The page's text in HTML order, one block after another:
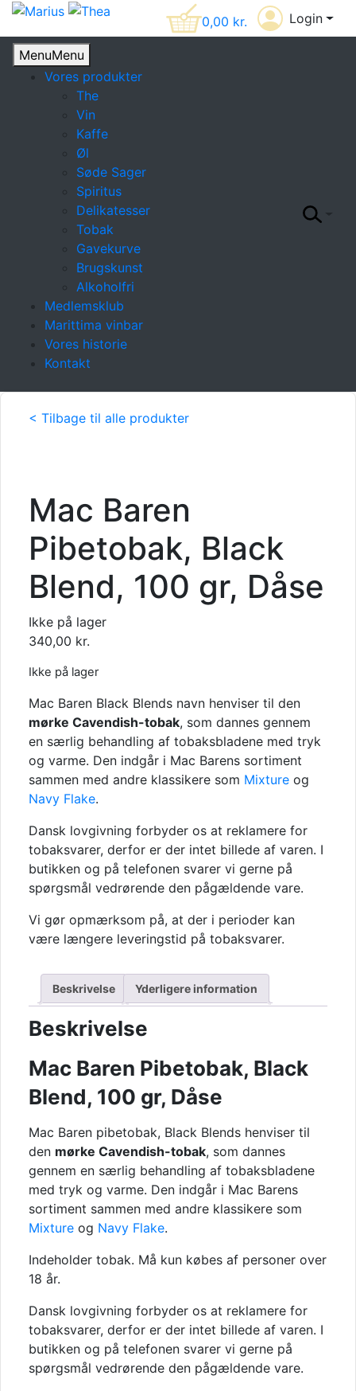
0,00 kr. Login
MenuMenu
Vores produkter
The
Vin
Kaffe
Øl
Søde Sager
Spiritus
Delikatesser
Tobak
Gavekurve
Brugskunst
Alkoholfri
Medlemsklub
Marittima vinbar
Vores historie
Kontakt
< Tilbage til alle produkter
Mac Baren
Pibetobak, Black
Blend, 100 gr, Dåse
Ikke på lager
340,00 kr.
Ikke på lager
Mac Baren Black Blends navn henviser til den
mørke Cavendish-tobak, som dannes gennem
en særlig behandling af tobaksbladene med tryk
og varme. Den indgår i Mac Barens sortiment
sammen med andre klassikere som Mixture og
Navy Flake.
Dansk lovgivning forbyder os at reklamere for
tobaksvarer, derfor er der intet billede af varen. I
butikken og på telefonen svarer vi gerne på
spørgsmål vedrørende den pågældende vare.
Vi gør opmærksom på, at der i perioder kan
være længere leveringstid på tobaksvarer.
Beskrivelse Yderligere information
Beskrivelse
Mac Baren Pibetobak, Black
Blend, 100 gr, Dåse
Mac Baren pibetobak, Black Blends henviser til
den mørke Cavendish-tobak, som dannes
gennem en særlig behandling af tobaksbladene
med tryk og varme. Den indgår i Mac Barens
sortiment sammen med andre klassikere som
Mixture og Navy Flake.
Indeholder tobak. Må kun købes af personer over
18 år.
Dansk lovgivning forbyder os at reklamere for
tobaksvarer, derfor er der intet billede af varen. I
butikken og på telefonen svarer vi gerne på
spørgsmål vedrørende den pågældende vare.